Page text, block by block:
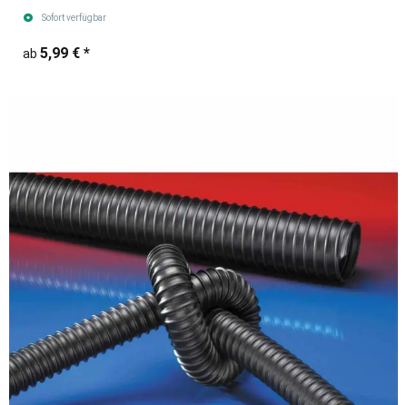
(Meterware)
Sofort verfügbar
ab 5,99 € *